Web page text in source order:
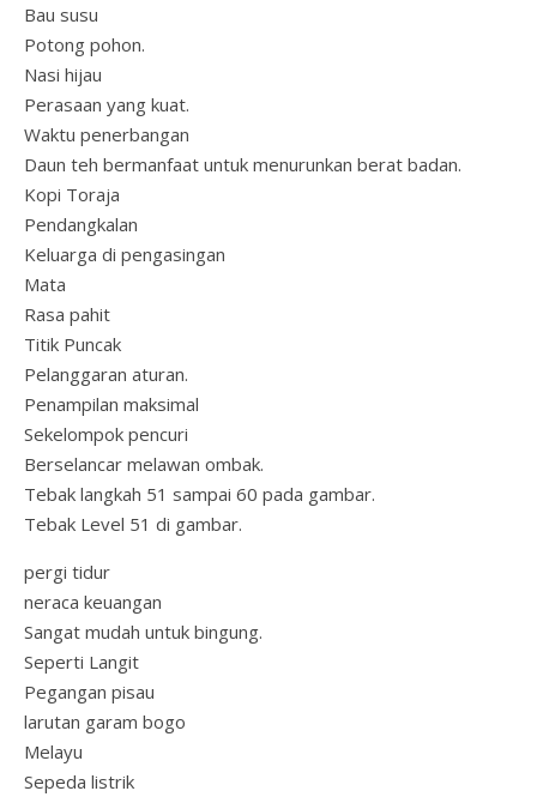
Bau susu
Potong pohon.
Nasi hijau
Perasaan yang kuat.
Waktu penerbangan
Daun teh bermanfaat untuk menurunkan berat badan.
Kopi Toraja
Pendangkalan
Keluarga di pengasingan
Mata
Rasa pahit
Titik Puncak
Pelanggaran aturan.
Penampilan maksimal
Sekelompok pencuri
Berselancar melawan ombak.
Tebak langkah 51 sampai 60 pada gambar.
Tebak Level 51 di gambar.
pergi tidur
neraca keuangan
Sangat mudah untuk bingung.
Seperti Langit
Pegangan pisau
larutan garam bogo
Melayu
Sepeda listrik